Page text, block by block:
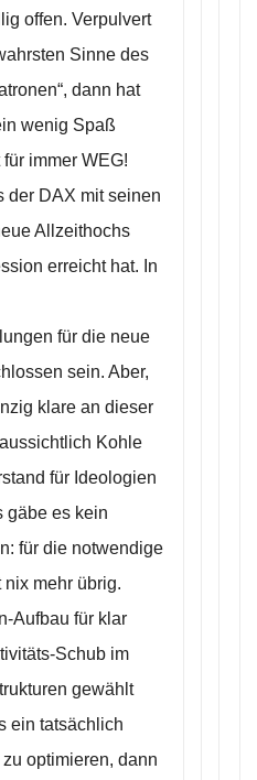
offen. Verpulvert
Sinne des
dann hat
wenig Spaß
immer WEG!
der DAX mit seinen
Allzeithochs
erreicht hat. In
für die neue
sein. Aber,
klare an dieser
Kohle
für Ideologien
gäbe es kein
für die notwendige
mehr übrig.
Aufbau für klar
Schub im
gewählt
ein tatsächlich
optimieren, dann